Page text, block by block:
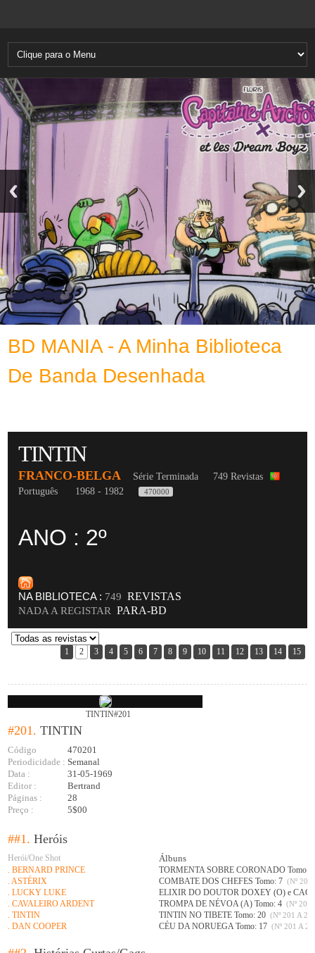
BD MANIA - A Minha Biblioteca
De Banda Desenhada
TINTIN
FRANCO-BELGA Série Terminada
749 Revistas
Português
1968 - 1982 470000
ANO : 2º
NA BIBLIOTECA : 749 REVISTAS
NADA A REGISTAR PARA-BD
1 2 3 4 5 6 7 8 9 10 11 12 13 14 15
TINTIN#201
#201.TINTIN
Código
470201
Periodicidade : Semanal
Data :
31-05-1969
Editor :
Bertrand
Páginas :
28
Preço :
5$00
##1.Heróis
Herói/One Shot Álbuns
. BERNARD PRINCE
TORMENTA SOBRE CORONADO Tomo:
. ASTÉRIX
COMBATE DOS CHEFES Tomo: 7 (Nº 201
. LUCKY LUKE
ELIXIR DO DOUTOR DOXEY (O) e
. CAVALEIRO ARDENT
TROMPA DE NÉVOA (A) Tomo: 4 (Nº 201
. TINTIN TINTIN NO TIBETE Tomo: 20 (Nº 201 A
. DAN COOPER CÉU DA NORUEGA Tomo: 17 (Nº 201 A